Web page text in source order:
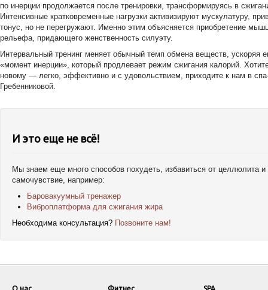
по инерции продолжается после тренировки, трансформируясь в
Интенсивные кратковременные нагрузки активизируют мускулатуру,
тонус, но не перегружают. Именно этим объясняется приобретение
рельефа, придающего женственность силуэту.
Интервальный тренинг меняет обычный темп обмена веществ, ускоряя
«момент инерции», который продлевает режим сжигания калорий.
новому — легко, эффективно и с удовольствием, приходите к нам в
Гребенниковой.
И это еще не всё!
Мы знаем еще много способов похудеть, избавиться от целлюлита
самочувствие, например:
Баровакуумный тренажер
Виброплатформа для сжигания жира
Необходима консультация? Позвоните нам!